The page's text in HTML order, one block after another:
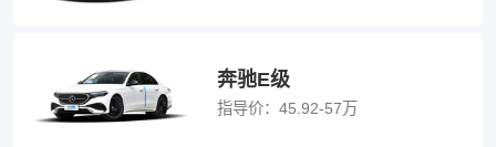
奔驰E级
指导价： 45.92-57万